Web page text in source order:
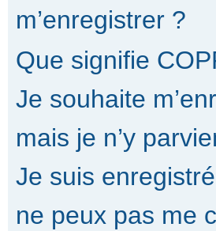
m’enregistrer ?
Que signifie
Je souhaite
mais je n’y
Je suis
ne peux pas me